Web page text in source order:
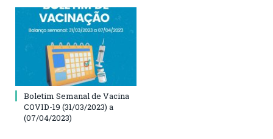
Boletim Semanal de Vacina
COVID-19 (31/03/2023) a
(07/04/2023)